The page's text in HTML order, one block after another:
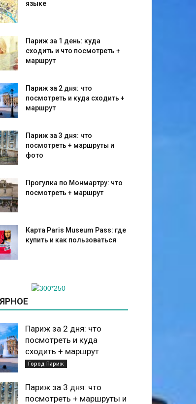
языке
Париж за 1 день: куда
сходить и что посмотреть +
маршрут
Париж за 2 дня: что
посмотреть и куда сходить +
маршрут
Париж за 3 дня: что
посмотреть + маршруты и
фото
Прогулка по Монмартру: что
посмотреть + маршрут
Карта Paris Museum Pass: где
купить и как пользоваться
Париж за 2 дня: что
посмотреть и куда
сходить + маршрут
Город Париж
Париж за 3 дня: что
посмотреть + маршруты и